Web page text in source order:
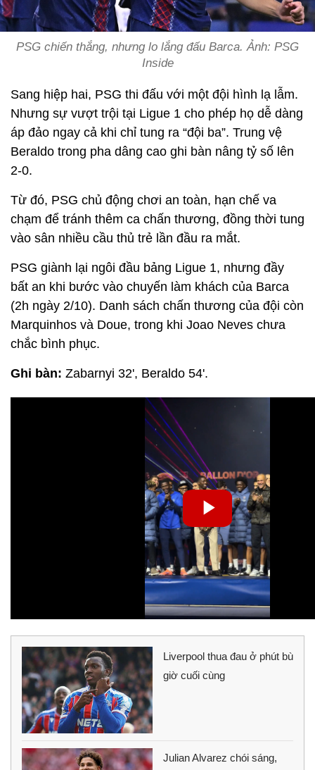
PSG chiến thắng, nhưng lo lắng đấu Barca. Ảnh: PSG
Inside
Sang hiệp hai, PSG thi đấu với một đội hình lạ lẫm.
Nhưng sự vượt trội tại Ligue 1 cho phép họ dễ dàng
áp đảo ngay cả khi chỉ tung ra “đội ba”. Trung vệ
Beraldo trong pha dâng cao ghi bàn nâng tỷ số lên
2-0.
Từ đó, PSG chủ động chơi an toàn, hạn chế va
chạm để tránh thêm ca chấn thương, đồng thời tung
vào sân nhiều cầu thủ trẻ lần đầu ra mắt.
PSG giành lại ngôi đầu bảng Ligue 1, nhưng đầy
bất an khi bước vào chuyến làm khách của Barca
(2h ngày 2/10). Danh sách chấn thương của đội còn
Marquinhos và Doue, trong khi Joao Neves chưa
chắc bình phục.
Ghi bàn: Zabarnyi 32', Beraldo 54'.
Liverpool thua đau ở phút bù
giờ cuối cùng
Julian Alvarez chói sáng,